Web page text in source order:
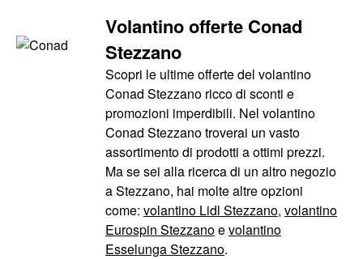
Volantino offerte Conad
Stezzano
Scopri le ultime offerte del volantino
Conad Stezzano ricco di sconti e
promozioni imperdibili. Nel volantino
Conad Stezzano troverai un vasto
assortimento di prodotti a ottimi prezzi.
Ma se sei alla ricerca di un altro negozio
a Stezzano, hai molte altre opzioni
come: volantino Lidl Stezzano, volantino
Eurospin Stezzanoevolantino
Esselunga Stezzano.